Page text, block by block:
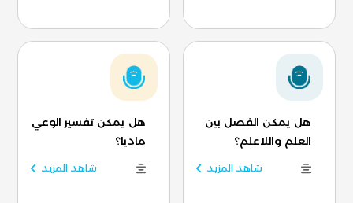
هل يمكن الفصل بين
العلم واللاعلم؟
شاهد المزيد
هل يمكن تفسير الوعي
ماديا؟
شاهد المزيد